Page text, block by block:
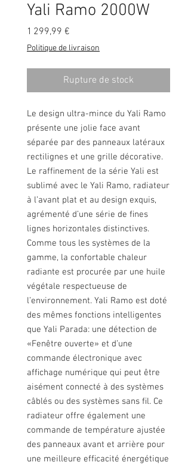
Yali Ramo 2000W
1 299,99 €
Politique de livraison
Rupture de stock
Le design ultra-mince du Yali Ramo
présente une jolie face avant
séparée par des panneaux latéraux
rectilignes et une grille décorative.
Le rafﬁnement de la série Yali est
sublimé avec le Yali Ramo, radiateur
à l’avant plat et au design exquis,
agrémenté d’une série de ﬁnes
lignes horizontales distinctives.
Comme tous les systèmes de la
gamme, la confortable chaleur
radiante est procurée par une huile
végétale respectueuse de
l’environnement. Yali Ramo est doté
des mêmes fonctions intelligentes
que Yali Parada: une détection de
«Fenêtre ouverte» et d’une
commande électronique avec
afﬁchage numérique qui peut être
aisément connecté à des systèmes
câblés ou des systèmes sans ﬁl. Ce
radiateur offre également une
commande de température ajustée
des panneaux avant et arrière pour
une meilleure efﬁcacité énergétique